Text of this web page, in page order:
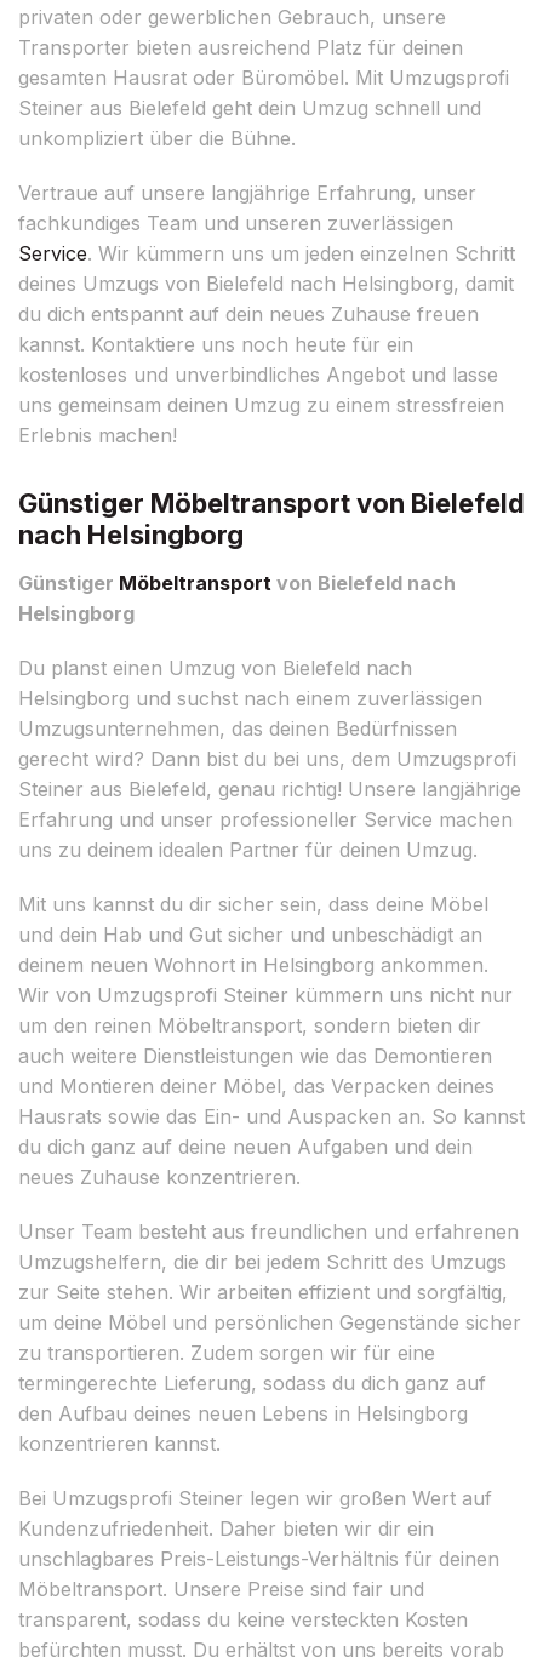
privaten oder gewerblichen Gebrauch, unsere
Transporter bieten ausreichend Platz für deinen
gesamten Hausrat oder Büromöbel. Mit Umzugsprofi
Steiner aus Bielefeld geht dein Umzug schnell und
unkompliziert über die Bühne.
Vertraue auf unsere langjährige Erfahrung, unser
fachkundiges Team und unseren zuverlässigen
Service. Wir kümmern uns um jeden einzelnen Schritt
deines Umzugs von Bielefeld nach Helsingborg, damit
du dich entspannt auf dein neues Zuhause freuen
kannst. Kontaktiere uns noch heute für ein
kostenloses und unverbindliches Angebot und lasse
uns gemeinsam deinen Umzug zu einem stressfreien
Erlebnis machen!
Günstiger Möbeltransport von Bielefeld
nach Helsingborg
Günstiger Möbeltransport von Bielefeld nach
Helsingborg
Du planst einen Umzug von Bielefeld nach
Helsingborg und suchst nach einem zuverlässigen
Umzugsunternehmen, das deinen Bedürfnissen
gerecht wird? Dann bist du bei uns, dem Umzugsprofi
Steiner aus Bielefeld, genau richtig! Unsere langjährige
Erfahrung und unser professioneller Service machen
uns zu deinem idealen Partner für deinen Umzug.
Mit uns kannst du dir sicher sein, dass deine Möbel
und dein Hab und Gut sicher und unbeschädigt an
deinem neuen Wohnort in Helsingborg ankommen.
Wir von Umzugsprofi Steiner kümmern uns nicht nur
um den reinen Möbeltransport, sondern bieten dir
auch weitere Dienstleistungen wie das Demontieren
und Montieren deiner Möbel, das Verpacken deines
Hausrats sowie das Ein- und Auspacken an. So kannst
du dich ganz auf deine neuen Aufgaben und dein
neues Zuhause konzentrieren.
Unser Team besteht aus freundlichen und erfahrenen
Umzugshelfern, die dir bei jedem Schritt des Umzugs
zur Seite stehen. Wir arbeiten effizient und sorgfältig,
um deine Möbel und persönlichen Gegenstände sicher
zu transportieren. Zudem sorgen wir für eine
termingerechte Lieferung, sodass du dich ganz auf
den Aufbau deines neuen Lebens in Helsingborg
konzentrieren kannst.
Bei Umzugsprofi Steiner legen wir großen Wert auf
Kundenzufriedenheit. Daher bieten wir dir ein
unschlagbares Preis-Leistungs-Verhältnis für deinen
Möbeltransport. Unsere Preise sind fair und
transparent, sodass du keine versteckten Kosten
befürchten musst. Du erhältst von uns bereits vorab